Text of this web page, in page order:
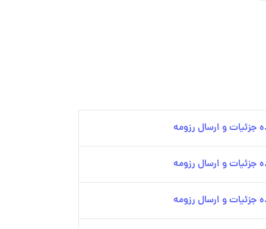
جزئیات و ارسال رزومه
جزئیات و ارسال رزومه
جزئیات و ارسال رزومه